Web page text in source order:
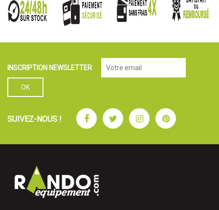
INSCRIPTION NEWSLETTER
SUIVEZ-NOUS ! FacebookTwitterInstagramPinterest